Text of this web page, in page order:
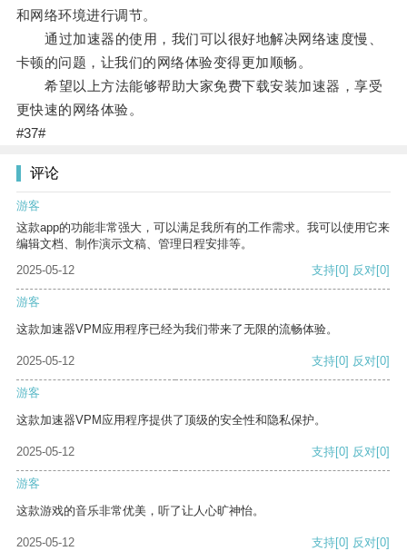
和网络环境进行调节。
通过加速器的使用，我们可以很好地解决网络速度慢、
卡顿的问题，让我们的网络体验变得更加顺畅。
希望以上方法能够帮助大家免费下载安装加速器，享受
更快速的网络体验。
#37#
评论
游客
这款app的功能非常强大，可以满足我所有的工作需求。我可以使用它来
编辑文档、制作演示文稿、管理日程安排等。
2025-05-12
支持[0] 反对[0]
游客
这款加速器VPM应用程序已经为我们带来了无限的流畅体验。
2025-05-12 支持[0] 反对[0]
游客
这款加速器VPM应用程序提供了顶级的安全性和隐私保护。
2025-05-12 支持[0] 反对[0]
游客
这款游戏的音乐非常优美，听了让人心旷神怡。
2025-05-12 支持[0] 反对[0]